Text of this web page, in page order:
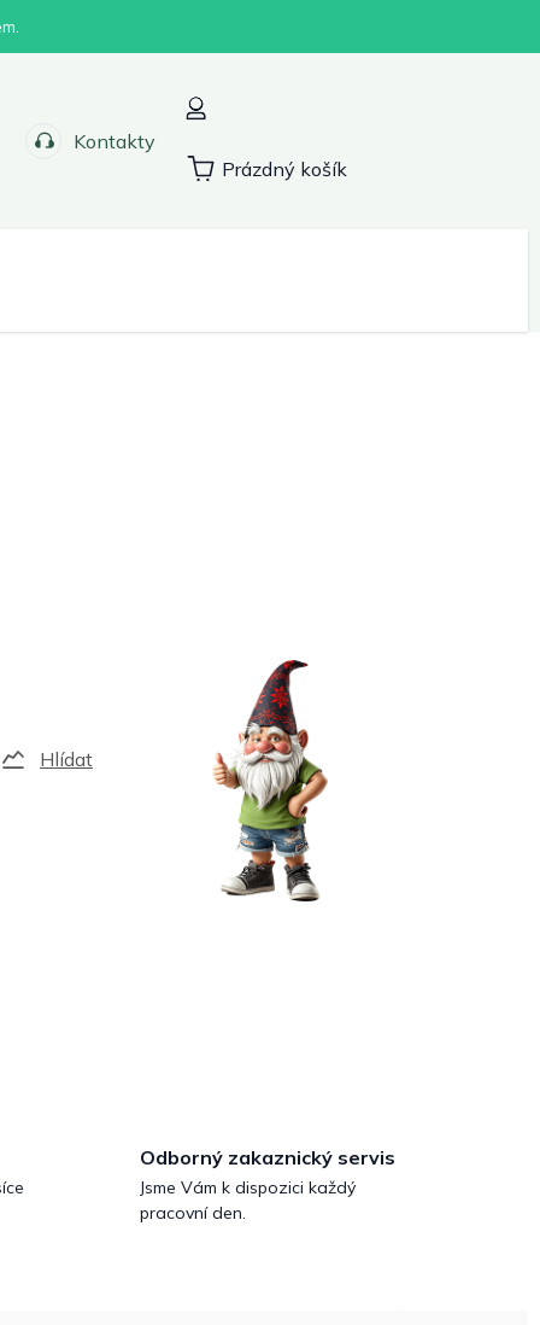
Kontakty
Nákupní
Prázdný košík
Hlídat
Odborný zakaznický servis
Jsme Vám k dispozici každý
pracovní den.